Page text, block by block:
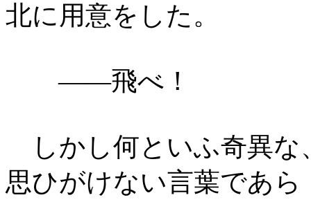
北に用意をした。
――飛べ！
しかし何といふ奇異な
思ひがけない言葉であら